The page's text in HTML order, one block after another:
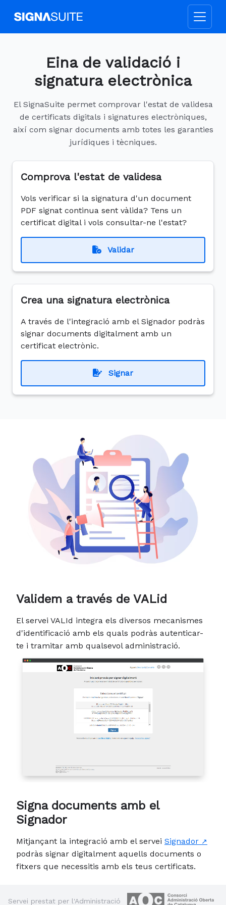
Eina de validació i
signatura electrònica
El SignaSuite permet comprovar l'estat de validesa
de certificats digitals i signatures electròniques,
així com signar documents amb totes les garanties
jurídiques i tècniques.
Comprova l'estat de validesa
Vols verificar si la signatura d'un document
PDF signat continua sent vàlida? Tens un
certificat digital i vols consultar-ne l'estat?
Validar
Crea una signatura electrònica
A través de l'integració amb el Signador podràs
signar documents digitalment amb un
certificat electrònic.
Signar
Validem a través de VALid
El servei VALId integra els diversos mecanismes
d'identificació amb els quals podràs autenticar-
te i tramitar amb qualsevol administració.
Signa documents amb el
Signador
Mitjançant la integració amb el servei Signador
podràs signar digitalment aquells documents o
fitxers que necessitis amb els teus certificats.
Servei prestat per l'Administració